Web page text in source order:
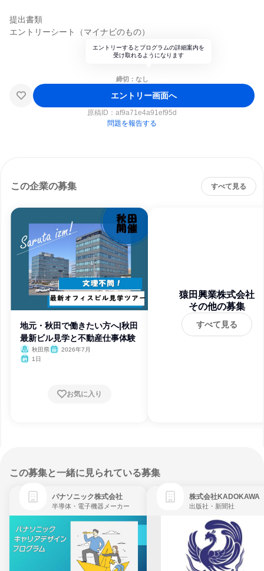
提出書類
エントリーシート（マイナビのもの）
エントリーするとプログラムの詳細案内を
受け取れるようになります
締切：なし
エントリー画面へ
原稿ID： af9a71e4a91ef95d
問題を報告する
この企業の募集 すべて見る
地元・秋田で働きたい方へ|秋田
最新ビル見学と不動産仕事体験
秋田県
2026年7月
1日
お気に入り
猿田興業株式会社
その他の募集
すべて見る
この募集と一緒に見られている募集
パナソニック株式会社
半導体・電子機器メーカー
株式会社KADOKAWA
出版社・新聞社